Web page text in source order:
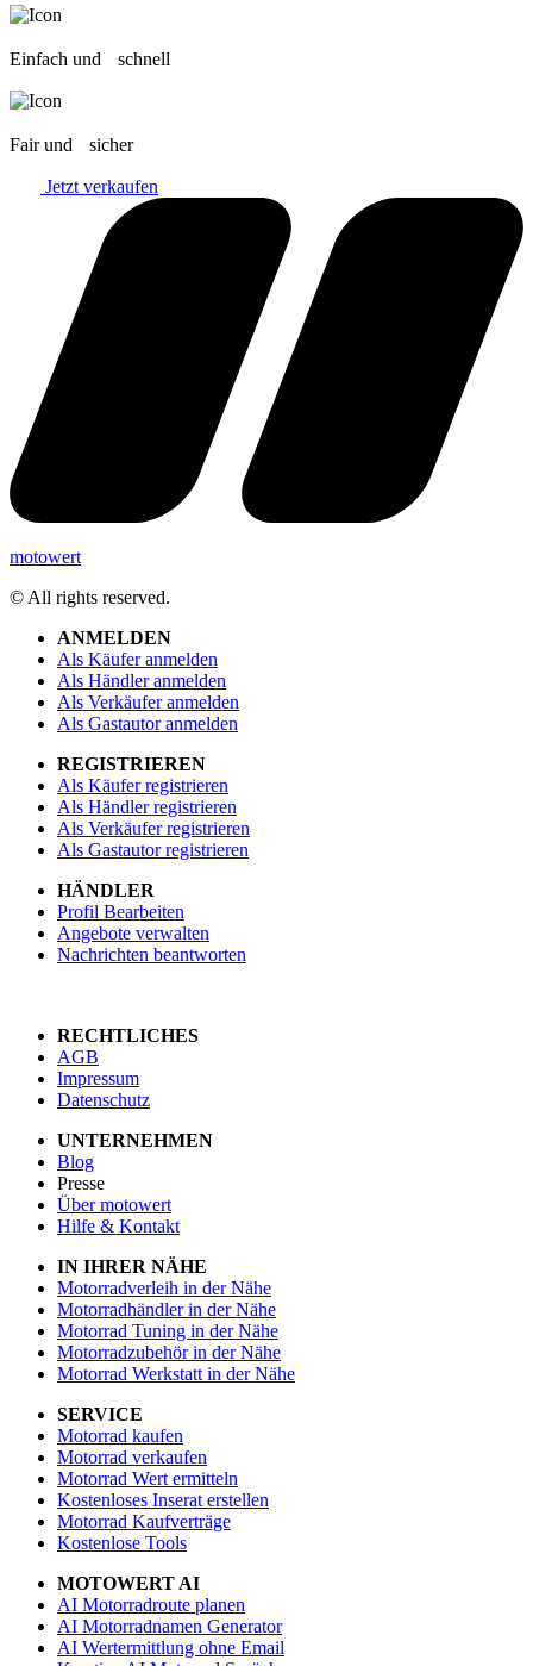
Einfach und schnell
Fair und sicher
Jetzt verkaufen
motowert
© All rights reserved.
ANMELDEN
Als Käufer anmelden
Als Händler anmelden
Als Verkäufer anmelden
Als Gastautor anmelden
REGISTRIEREN
Als Käufer registrieren
Als Händler registrieren
Als Verkäufer registrieren
Als Gastautor registrieren
HÄNDLER
Profil Bearbeiten
Angebote verwalten
Nachrichten beantworten
RECHTLICHES
AGB
Impressum
Datenschutz
UNTERNEHMEN
Blog
Presse
Über motowert
Hilfe & Kontakt
IN IHRER NÄHE
Motorradverleih in der Nähe
Motorradhändler in der Nähe
Motorrad Tuning in der Nähe
Motorradzubehör in der Nähe
Motorrad Werkstatt in der Nähe
SERVICE
Motorrad kaufen
Motorrad verkaufen
Motorrad Wert ermitteln
Kostenloses Inserat erstellen
Motorrad Kaufverträge
Kostenlose Tools
MOTOWERT AI
AI Motorradroute planen
AI Motorradnamen Generator
AI Wertermittlung ohne Email